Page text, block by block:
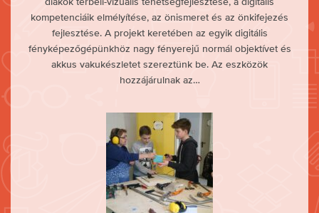
kompetenciáik elmélyítése, az önismeret és az önkifejezés
fejlesztése. A projekt keretében az egyik digitális
fényképezőgépünkhöz nagy fényerejű normál objektívet és
akkus vakukészletet szereztünk be. Az eszközök
hozzájárulnak az…